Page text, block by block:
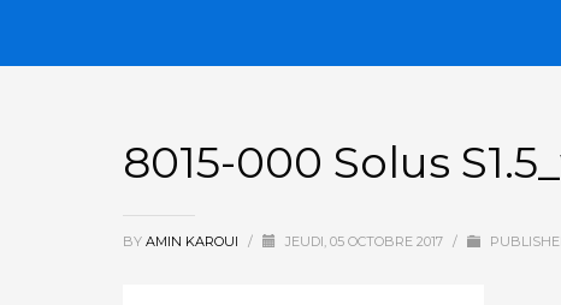
8015-000 Solus
BY AMIN KAROUI / JEUDI, 05 OCTOBRE 2017 /